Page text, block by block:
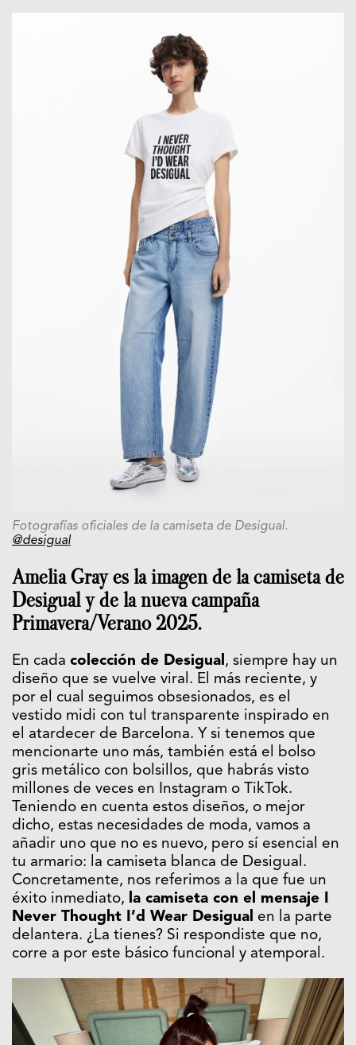
Fotografías oficiales de la camiseta de Desigual.
@desigual
Amelia Gray es la imagen de la camiseta de
Desigual y de la nueva campaña
Primavera/Verano 2025.
En cada colección de Desigual , siempre hay un
diseño que se vuelve viral. El más reciente, y
por el cual seguimos obsesionados, es el
vestido midi con tul transparente inspirado en
el atardecer de Barcelona. Y si tenemos que
mencionarte uno más, también está el bolso
gris metálico con bolsillos, que habrás visto
millones de veces en Instagram o TikTok.
Teniendo en cuenta estos diseños, o mejor
dicho, estas necesidades de moda, vamos a
añadir uno que no es nuevo, pero sí esencial en
tu armario: la camiseta blanca de Desigual.
Concretamente, nos referimos a la que fue un
éxito inmediato, la camiseta con el mensaje I
Never Thought I’d Wear Desigual en la parte
delantera. ¿La tienes? Si respondiste que no,
corre a por este básico funcional y atemporal.